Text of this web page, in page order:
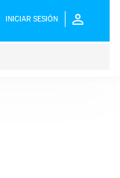
INICIAR SESIÓN